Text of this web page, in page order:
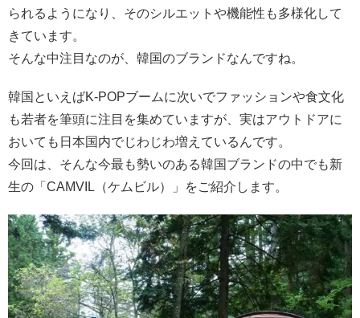
られるようになり、そのシルエットや機能性も多様化して
きています。
そんな中注目なのが、韓国のブランドなんですね。
韓国といえばK-POPブームに次いでファッションや食文化
も若者を筆頭に注目を集めていますが、実はアウトドアに
おいても日本国内でじわじわ増えているんです。
今回は、そんな今最も勢いのある韓国ブランドの中でも新
生の「CAMVIL（ケムビル）」をご紹介します。